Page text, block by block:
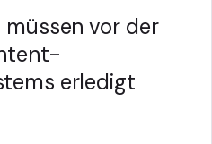
vor der
erledigt